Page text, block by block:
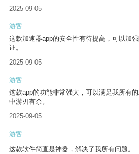
2025-09-05
游客
这款加速器app的安全性有待提高，可以加
证。
2025-09-05
游客
这款app的功能非常强大，可以满足我所有
中游刃有余。
2025-09-05
游客
这款软件简直是神器，解决了我所有问题。